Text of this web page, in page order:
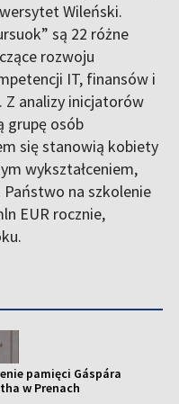
Wileński.
są 22 różne
rozwoju
IT, finansów i
Z analizy inicjatorów
grupę osób
się stanowią kobiety
wykształceniem,
na szkolenie
EUR rocznie,
pamięci Gáspára
w Prenach